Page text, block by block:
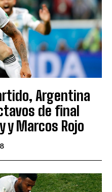
Argentina
de final
y Marcos Rojo